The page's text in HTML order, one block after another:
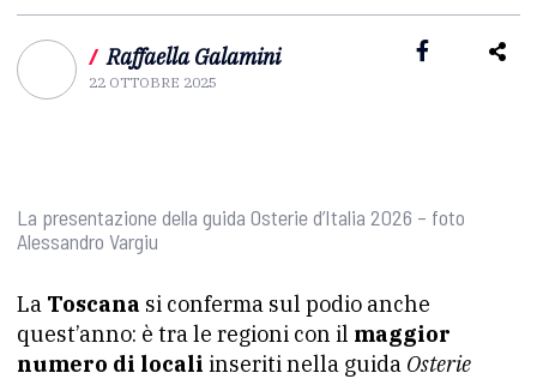
/ Raffaella Galamini
22 OTTOBRE 2025
La presentazione della guida Osterie d’Italia 2026 – foto
Alessandro Vargiu
La Toscana si conferma sul podio anche
quest’anno: è tra le regioni con il maggior
numero di locali inseriti nella guida Osterie